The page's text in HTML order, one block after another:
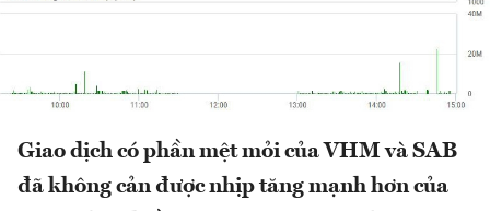
Giao dịch có phần mệt mỏi của VHM và SAB
đã không cản được nhịp tăng mạnh hơn của